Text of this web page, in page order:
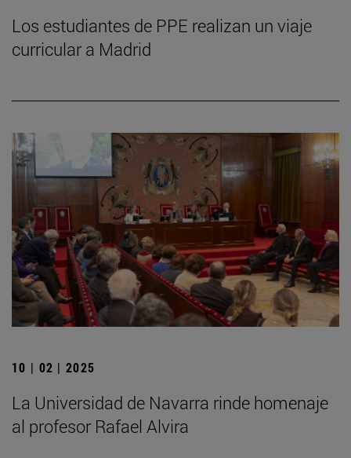
Los estudiantes de PPE realizan un viaje
curricular a Madrid
10 | 02 | 2025
La Universidad de Navarra rinde homenaje
al profesor Rafael Alvira